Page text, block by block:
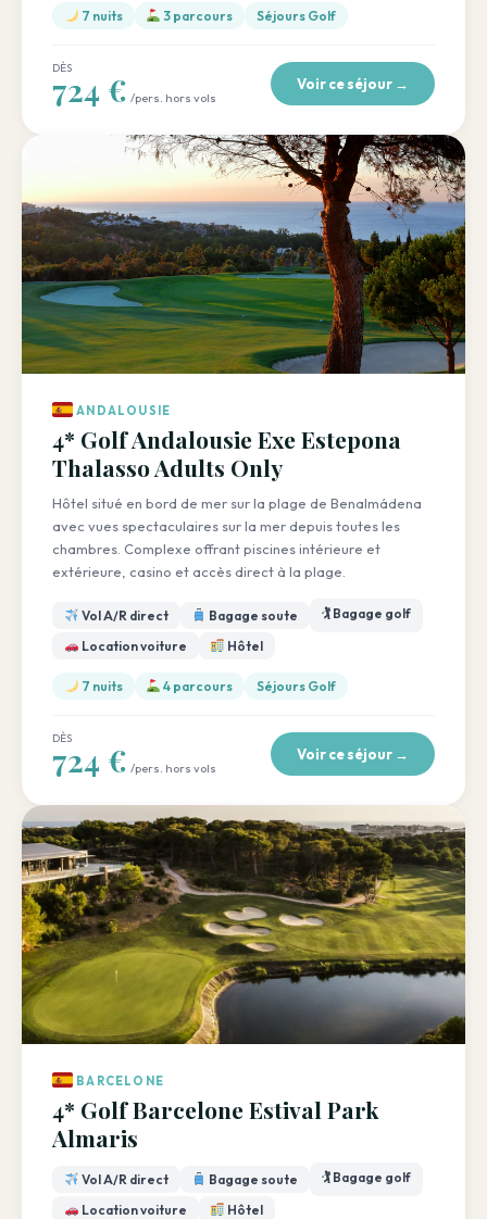
7 nuits 3 parcours Séjours Golf
DÈS
724 € /pers. hors vols
Voir ce séjour →
ANDALOUSIE
4* Golf Andalousie Exe Estepona
Thalasso Adults Only
Hôtel situé en bord de mer sur la plage de Benalmádena
avec vues spectaculaires sur la mer depuis toutes les
chambres. Complexe offrant piscines intérieure et
extérieure, casino et accès direct à la plage.
Vol A/R direct Bagage soute
🏌️ Bagage golf
Location voiture
Hôtel
7 nuits 4 parcours Séjours Golf
DÈS
724 € /pers. hors vols
Voir ce séjour →
BARCELONE
4* Golf Barcelone Estival Park
Almaris
Vol A/R direct Bagage soute
🏌️ Bagage golf
Location voiture
Hôtel